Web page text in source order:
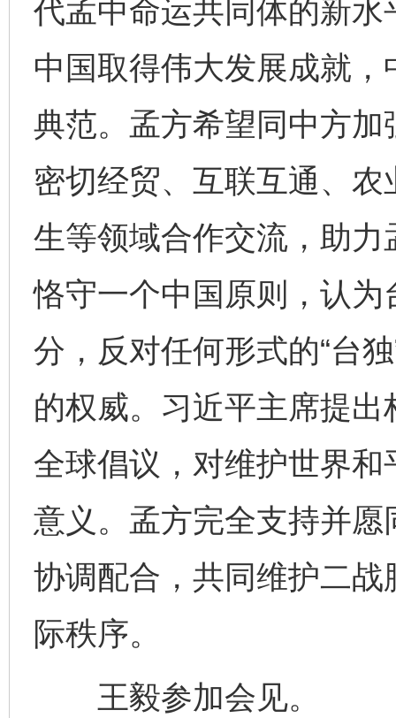
代孟中命运共同体的新
中国取得伟大发展成就
典范。孟方希望同中方加
密切经贸、互联互通、
生等领域合作交流，助
恪守一个中国原则，认
分，反对任何形式的“台
的权威。习近平主席提
全球倡议，对维护世界
意义。孟方完全支持并
协调配合，共同维护二
际秩序。
王毅参加会见。